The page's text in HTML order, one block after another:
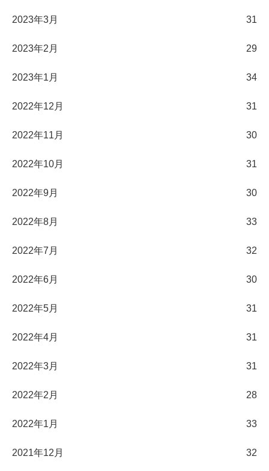
2023年3月 31
2023年2月 29
2023年1月 34
2022年12月 31
2022年11月 30
2022年10月 31
2022年9月 30
2022年8月 33
2022年7月 32
2022年6月 30
2022年5月 31
2022年4月 31
2022年3月 31
2022年2月 28
2022年1月 33
2021年12月 32